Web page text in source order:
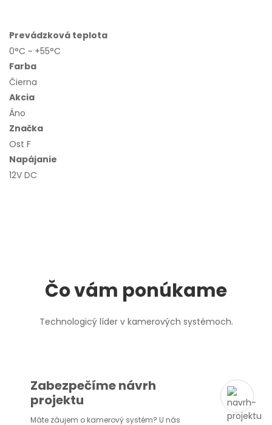
Prevádzková teplota
0°C ~ +55°C
Farba
Čierna
Akcia
Áno
Značka
Ost F
Napájanie
12V DC
Čo vám ponúkame
Technologicý líder v kamerových systémoch.
Zabezpečíme návrh
projektu
Máte záujem o kamerový systém? U nás